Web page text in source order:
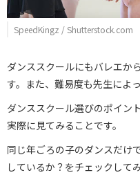
SpeedKingz / Shutterstock.com
ダンススクールにもバレエか
す。また、難易度も先生によ
ダンススクール選びのポイン
実際に見てみることです。
同じ年ごろの子のダンスだけ
しているか？をチェックして